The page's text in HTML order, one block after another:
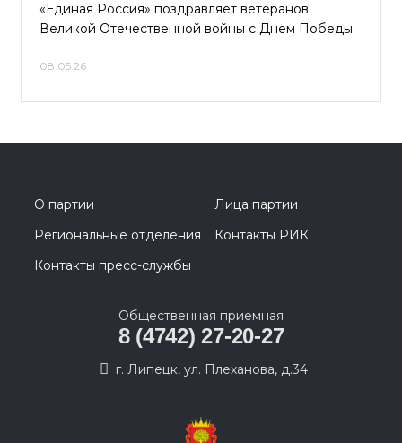
«Единая Россия» поздравляет ветеранов
Великой Отечественной войны с Днем Победы
08.05.26
О партии
Лица партии
Региональные отделения
Контакты РИК
Контакты пресс-службы
Общественная приемная
8 (4742) 27-20-27
г. Липецк, ул. Плеханова, д.34